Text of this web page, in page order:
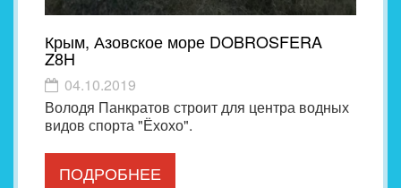
Крым, Азовское море DOBROSFERA
Z8H
04.10.2019
Володя Панкратов строит для центра водных
видов спорта "Ёхохо".
ПОДРОБНЕЕ